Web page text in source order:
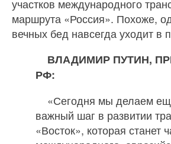
участков международного
маршрута «Россия». Похоже,
вечных бед навсегда уходит в
ВЛАДИМИР ПУТИН,
РФ:
«Сегодня мы делаем
важный шаг в развитии
«Восток», которая станет